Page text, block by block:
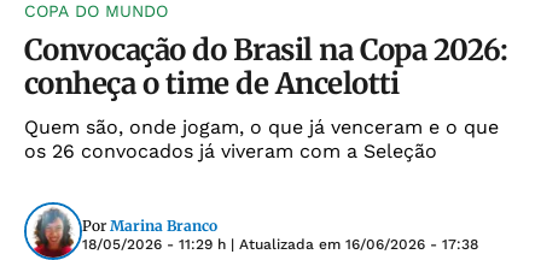
COPA DO MUNDO
Convocação do Brasil na Copa 2026:
conheça o time de Ancelotti
Quem são, onde jogam, o que já venceram e o que
os 26 convocados já viveram com a Seleção
Por Marina Branco
18/05/2026 - 11:29 h | Atualizada em 16/06/2026 - 17:38